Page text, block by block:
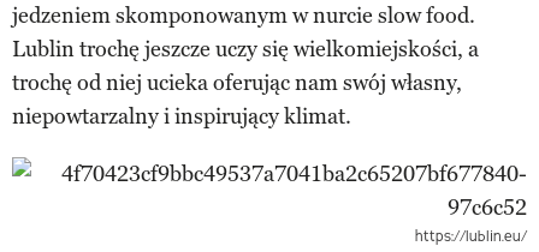
jedzeniem skomponowanym w nurcie slow food.
Lublin trochę jeszcze uczy się wielkomiejskości, a
trochę od niej ucieka oferując nam swój własny,
niepowtarzalny i inspirujący klimat.
https://lublin.eu/